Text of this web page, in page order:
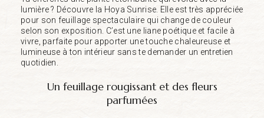
lumière ? Découvre la Hoya Sunrise. Elle est très appréciée
pour son feuillage spectaculaire qui change de couleur
selon son exposition. C’est une liane poétique et facile à
vivre, parfaite pour apporter une touche chaleureuse et
lumineuse à ton intérieur sans te demander un entretien
quotidien.
Un feuillage rougissant et des fleurs
parfumées